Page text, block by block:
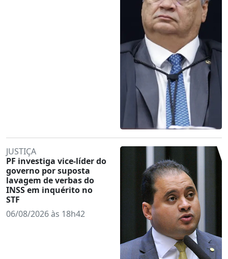
JUSTIÇA
PF investiga vice-líder do
governo por suposta
lavagem de verbas do
INSS em inquérito no
STF
06/08/2026 às 18h42